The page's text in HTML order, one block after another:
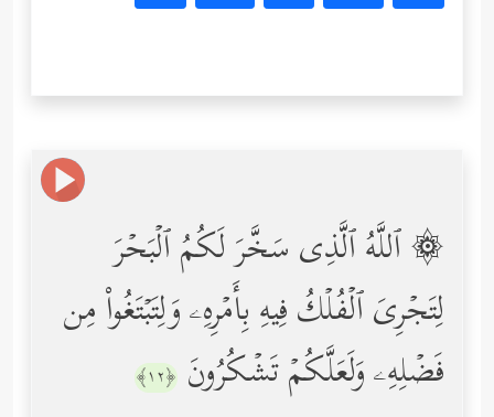
۞ ٱللَّهُ ٱلَّذِی سَخَّرَ لَكُمُ ٱلۡبَحۡرَ
لِتَجۡرِیَ ٱلۡفُلۡكُ فِیهِ بِأَمۡرِهِۦ وَلِتَبۡتَغُواْ مِن
فَضۡلِهِۦ وَلَعَلَّكُمۡ تَشۡكُرُونَ ﴿١٢﴾